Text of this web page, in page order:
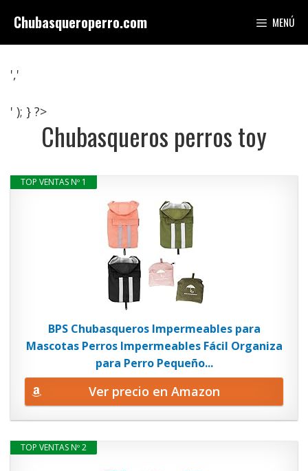
contenido
Chubasqueroperro.com MENÚ
','
' ); } ?>
Chubasqueros perros toy
TOP VENTAS Nº 1
BPS Chubasqueros Impermeables para
Mascotas Perros Impermeables Fácil Organiza
para Perro Pequeño...
Ver precio en Amazon
TOP VENTAS Nº 2